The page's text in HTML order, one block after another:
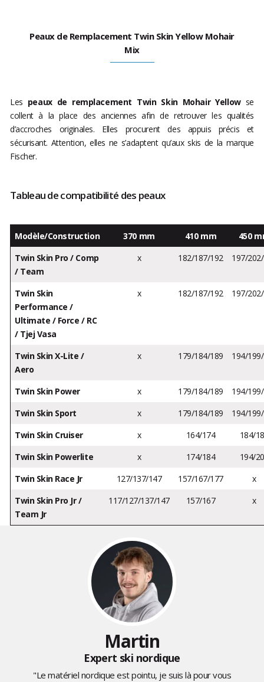
Peaux de Remplacement Twin Skin Yellow Mohair
Mix
Les peaux de remplacement Twin Skin Mohair Yellowse
collent à la place des anciennes afin de retrouver les qualités
d’accroches originales. Elles procurent des appuis précis et
sécurisant. Attention, elles ne s’adaptent qu’aux skis de la marque
Fischer.
Tableau de compatibilité des peaux
Modèle/Construction 370 mm 410 mm
450
Twin Skin Pro / Comp
/ Team
x 182/187/192 197/
Twin Skin
Performance /
Ultimate / Force / RC
/ Tjej Vasa
x 182/187/192 197/
Twin Skin X-Lite /
Aero
x 179/184/189 194/
Twin Skin Power x 179/184/189
194/
Twin Skin Sport
x 179/184/189
194/
Twin Skin Cruiser
x 164/174
184/
Twin Skin Powerlite
x 174/184
194/
Twin Skin Race Jr
127/137/147 157/167/177
x
Twin Skin Pro Jr /
Team Jr
117/127/137/147 157/167 x
Martin
Expert ski nordique
"Le matériel nordique est pointu, je suis là pour vous